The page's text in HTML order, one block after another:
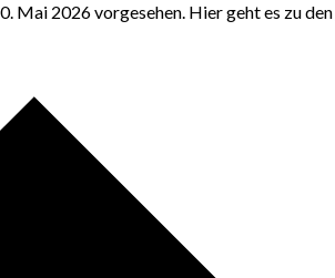
Mai 2026 vorgesehen. Hier geht es zu den